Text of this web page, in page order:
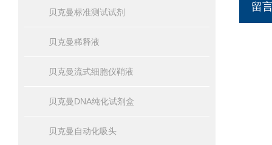
贝克曼标准测试试剂
贝克曼稀释液
贝克曼流式细胞仪鞘液
贝克曼DNA纯化试剂盒
贝克曼自动化吸头
留